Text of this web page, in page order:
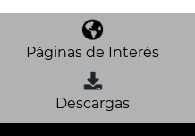
Páginas de Interés
Descargas